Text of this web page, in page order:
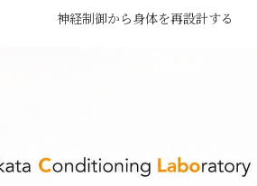
神経制御から身体を再設計する